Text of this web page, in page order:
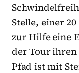
Stelle, einer
zur Hilfe eine
der Tour
Pfad ist mit